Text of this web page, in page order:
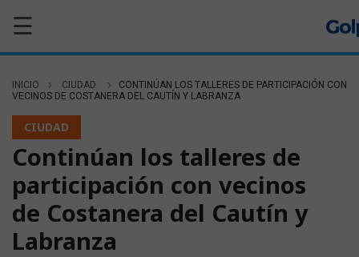
☰
INICIO CIUDAD
CONTINÚAN LOS TALLERES DE PARTICIPACIÓN CON
VECINOS DE COSTANERA DEL CAUTÍN Y LABRANZA
CIUDAD
Continúan los talleres de
participación con vecinos
de Costanera del Cautín y
Labranza